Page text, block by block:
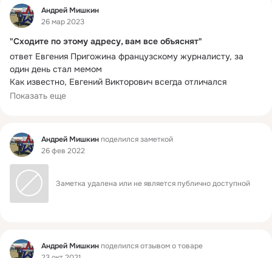
Фид
Андрей Мишкин
26 мар 2023
"Сходите по этому адресу, вам все объяснят"
ответ Евгения Пригожина французскому журналисту, за
один день стал мемом
Как известно, Евгений Викторович всегда отличался
жесткостью в суждениях и прямолинейностью в ответах, и
франкоязычного новостного издания Jeune Afrique, который
задал ряд вопросов касающихся деятельности ЧВК в
Африке, смело можно назвать самым фееричным. Запрос от
редакции издания Jeune Afrique пресс-службе бизнесмена,
звучал следующим образом:
"Я журналист новостного издания Jeune Afrique,
Показать еще
Фид Андрей Мишкинподелился заметкой
26 фев 2022
Заметка удалена или не является публично доступной
Фид Андрей Мишкинподелился отзывом о товаре